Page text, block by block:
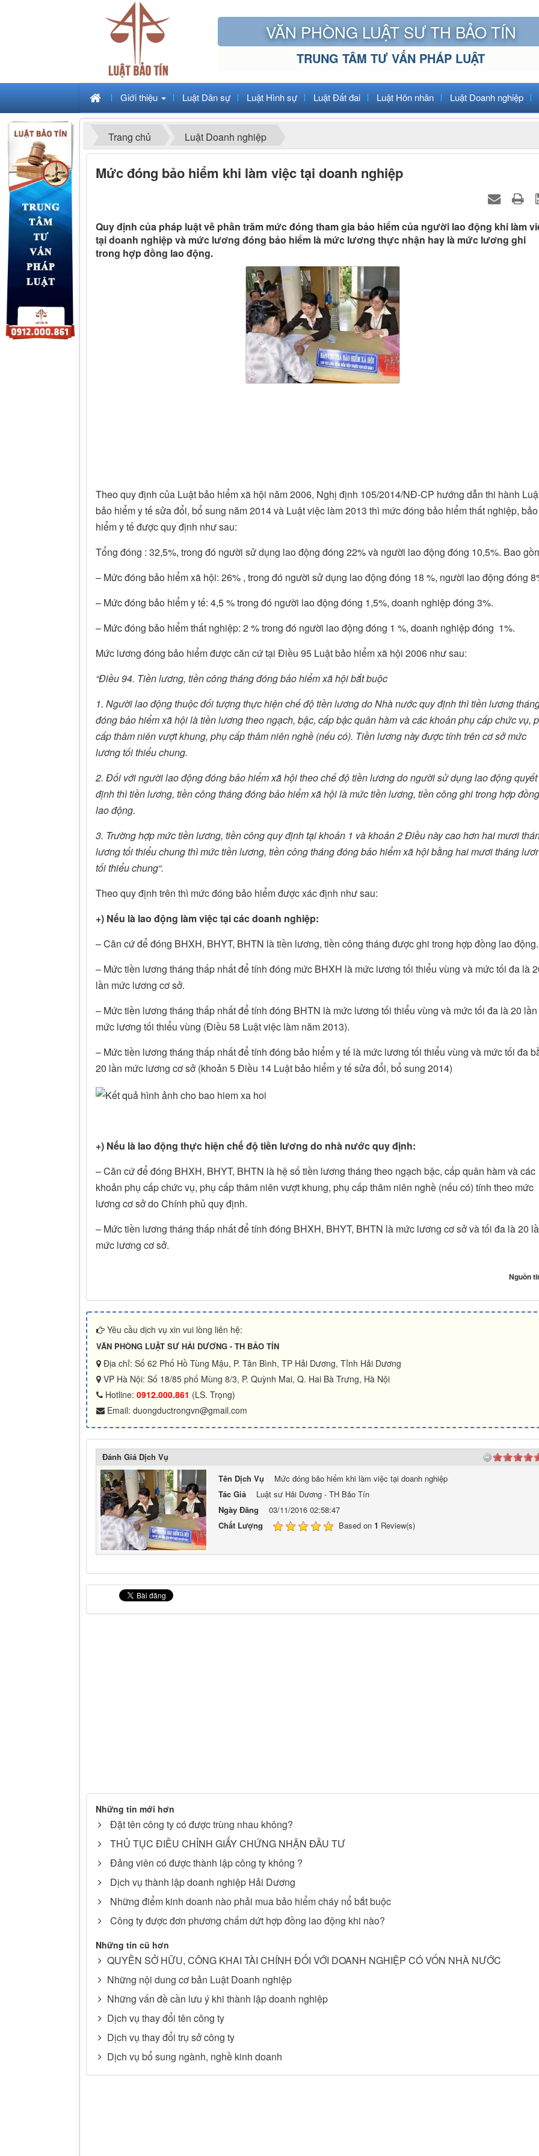
VĂN PHÒNG LUẬT SƯ TH BẢO TÍN
TRUNG TÂM TƯ VẤN PHÁP LUẬT
Giới thiệu Luật Dân sự Luật Hình sự Luật Đất đai Luật Hôn nhân Luật Doanh nghiệp
Trang chủ Luật Doanh nghiệp
Mức đóng bảo hiểm khi làm việc tại doanh nghiệp
Quy định của pháp luật về phần trăm mức đóng tham gia bảo hiểm của người lao động khi làm
tại doanh nghiệp và mức lương đóng bảo hiểm là mức lương thực nhận hay là mức lương ghi
trong hợp đồng lao động.
Theo quy định của Luật bảo hiểm xã hội năm 2006, Nghị định 105/2014/NĐ-CP hướng dẫn thi hành
bảo hiểm y tế sửa đổi, bổ sung năm 2014 và Luật việc làm 2013 thì mức đóng bảo hiểm thất nghiệp, bảo
hiểm y tế được quy định như sau:
Tổng đóng : 32,5%, trong đó người sử dụng lao động đóng 22% và người lao động đóng 10,5%. Bao
– Mức đóng bảo hiểm xã hội: 26% , trong đó người sử dụng lao động đóng 18 %, người lao động đóng
– Mức đóng bảo hiểm y tế: 4,5 % trong đó người lao động đóng 1,5%, doanh nghiệp đóng 3%.
– Mức đóng bảo hiểm thất nghiệp: 2 % trong đó người lao động đóng 1 %, doanh nghiệp đóng 1%.
Mức lương đóng bảo hiểm được căn cứ tại Điều 95 Luật bảo hiểm xã hội 2006 như sau:
“Điều 94. Tiền lương, tiền công tháng đóng bảo hiểm xã hội bắt buộc
1. Người lao động thuộc đối tượng thực hiện chế độ tiền lương do Nhà nước quy định thì tiền lương
đóng bảo hiểm xã hội là tiền lương theo ngạch, bậc, cấp bậc quân hàm và các khoản phụ cấp chức vụ,
cấp thâm niên vượt khung, phụ cấp thâm niên nghề (nếu có). Tiền lương này được tính trên cơ sở mức
lương tối thiểu chung.
2. Đối với người lao động đóng bảo hiểm xã hội theo chế độ tiền lương do người sử dụng lao động quyết
định thì tiền lương, tiền công tháng đóng bảo hiểm xã hội là mức tiền lương, tiền công ghi trong hợp đồng
lao động.
3. Trường hợp mức tiền lương, tiền công quy định tại khoản 1 và khoản 2 Điều này cao hơn hai mươi
lương tối thiểu chung thì mức tiền lương, tiền công tháng đóng bảo hiểm xã hội bằng hai mươi tháng
tối thiểu chung“.
Theo quy định trên thì mức đóng bảo hiểm được xác định như sau:
+) Nếu là lao động làm việc tại các doanh nghiệp:
– Căn cứ để đóng BHXH, BHYT, BHTN là tiền lương, tiền công tháng được ghi trong hợp đồng lao động.
– Mức tiền lương tháng thấp nhất để tính đóng mức BHXH là mức lương tối thiểu vùng và mức tối đa là
lần mức lương cơ sở.
– Mức tiền lương tháng thấp nhất để tính đóng BHTN là mức lương tối thiểu vùng và mức tối đa là 20 lần
mức lương tối thiểu vùng (Điều 58 Luật việc làm năm 2013).
– Mức tiền lương tháng thấp nhất để tính đóng bảo hiểm y tế là mức lương tối thiểu vùng và mức tối đa
20 lần mức lương cơ sở (khoản 5 Điều 14 Luật bảo hiểm y tế sửa đổi, bổ sung 2014)
+) Nếu là lao động thực hiện chế độ tiền lương do nhà nước quy định:
– Căn cứ để đóng BHXH, BHYT, BHTN là hệ số tiền lương tháng theo ngạch bậc, cấp quân hàm và các
khoản phụ cấp chức vụ, phụ cấp thâm niên vượt khung, phụ cấp thâm niên nghề (nếu có) tính theo mức
lương cơ sở do Chính phủ quy định.
– Mức tiền lương tháng thấp nhất để tính đóng BHXH, BHYT, BHTN là mức lương cơ sở và tối đa là 20
mức lương cơ sở.
Nguồn
Yêu cầu dịch vụ xin vui lòng liên hệ:
VĂN PHÒNG LUẬT SƯ HẢI DƯƠNG - TH BẢO TÍN
Địa chỉ: Số 62 Phố Hồ Tùng Mậu, P. Tân Bình, TP Hải Dương, Tỉnh Hải Dương
VP Hà Nội: Số 18/85 phố Mùng 8/3, P. Quỳnh Mai, Q. Hai Bà Trưng, Hà Nội
Hotline: 0912.000.861 (LS. Trọng)
Email: duongductrongvn@gmail.com
Đánh Giá Dịch Vụ
Tên Dịch Vụ
Mức đóng bảo hiểm khi làm việc tại doanh nghiệp
Tác Giả
Luật sư Hải Dương - TH Bảo Tín
Ngày Đăng
03/11/2016 02:58:47
Chất Lượng
Based on1 Review(s)
Những tin mới hơn
Đặt tên công ty có được trùng nhau không?
THỦ TỤC ĐIỀU CHỈNH GIẤY CHỨNG NHẬN ĐẦU TƯ
Đảng viên có được thành lập công ty không ?
Dịch vụ thành lập doanh nghiệp Hải Dương
Những điểm kinh doanh nào phải mua bảo hiểm cháy nổ bắt buộc
Công ty được đơn phương chấm dứt hợp đồng lao động khi nào?
Những tin cũ hơn
QUYỀN SỞ HỮU, CÔNG KHAI TÀI CHÍNH ĐỐI VỚI DOANH NGHIỆP CÓ VỐN NHÀ NƯỚC
Những nội dung cơ bản Luật Doanh nghiệp
Những vấn đề cần lưu ý khi thành lập doanh nghiệp
Dịch vụ thay đổi tên công ty
Dịch vụ thay đổi trụ sở công ty
Dịch vụ bổ sung ngành, nghề kinh doanh